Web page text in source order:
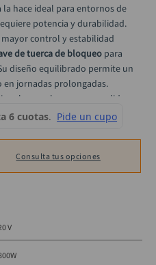
hace ideal para entornos de
potencia y durabilidad.
mayor control y estabilidad
de tuerca de bloqueo para
diseño equilibrado permite un
en jornadas prolongadas.
que buscan una pulidora
el respaldo Makita.
x 200 x 141 mm
Consulta tus opciones
V